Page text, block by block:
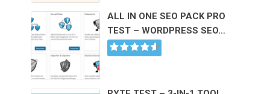
ALL IN ONE SEO PACK PRO
TEST – WORDPRESS SEO…